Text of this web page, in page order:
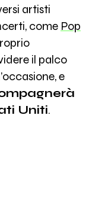
artisti
come Pop
il palco
e
Uniti.